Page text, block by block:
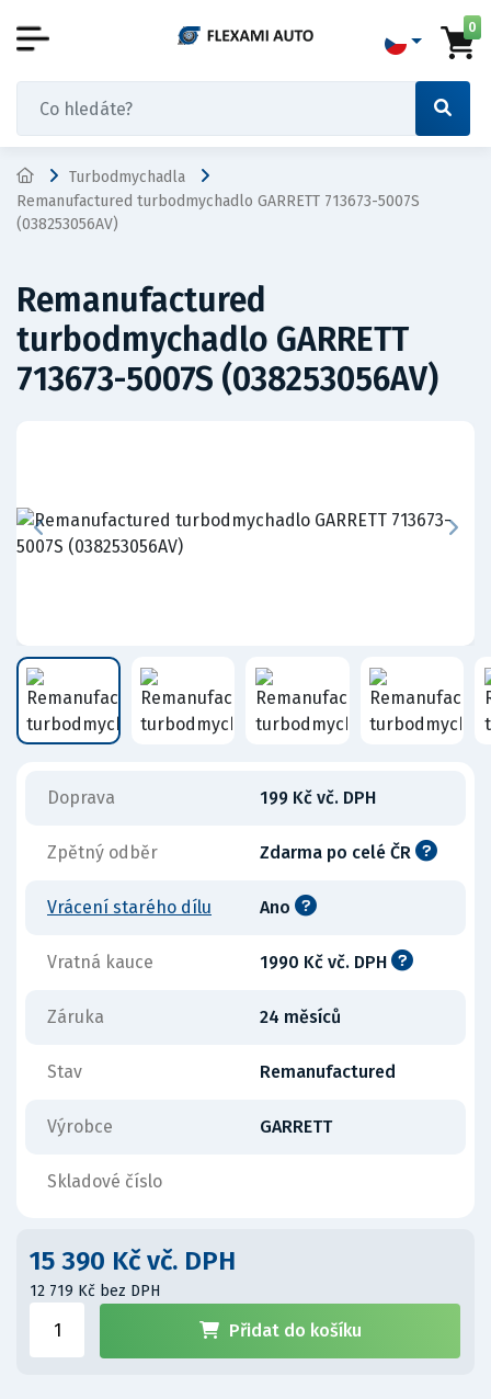
0
Turbodmychadla
Remanufactured turbodmychadlo GARRETT 713673-5007S
(038253056AV)
Remanufactured
turbodmychadlo GARRETT
713673-5007S (038253056AV)
Doprava 199 Kč vč. DPH
Zpětný odběr Zdarma po celé ČR
Vrácení starého dílu Ano
Vratná kauce 1990 Kč vč. DPH
Záruka 24 měsíců
Stav Remanufactured
Výrobce GARRETT
Skladové číslo
15 390 Kč vč. DPH
12 719 Kč bez DPH
Přidat do košíku